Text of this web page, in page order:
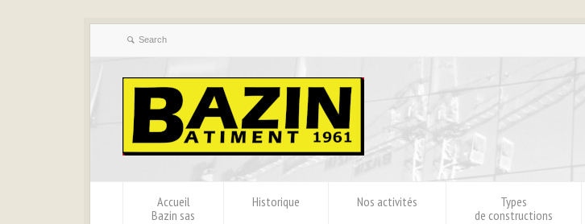
Accueil
Bazin sas
Historique Nos activités
Types
de constructions